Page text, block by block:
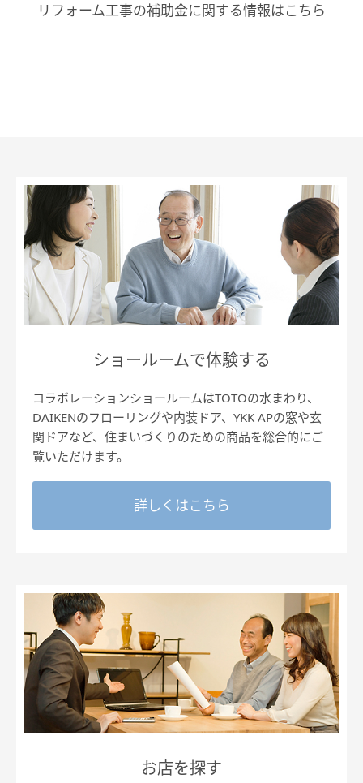
リフォーム工事の補助金に関する情報はこちら
ショールームで体験する
コラボレーションショールームはTOTOの水まわり、
DAIKENのフローリングや内装ドア、YKK APの窓や玄
関ドアなど、住まいづくりのための商品を総合的にご
覧いただけます。
詳しくはこちら
お店を探す